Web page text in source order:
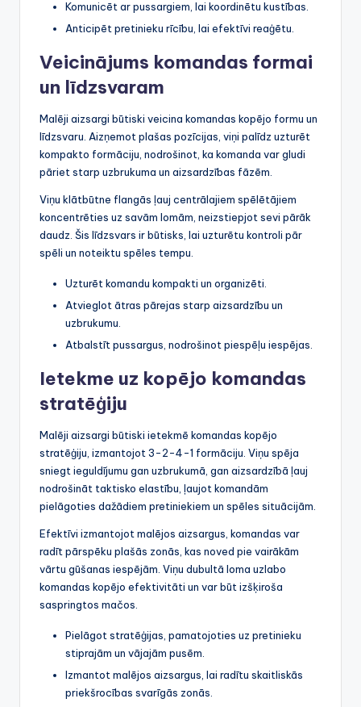
Komunicēt ar pussargiem, lai koordinētu kustības.
Anticipēt pretinieku rīcību, lai efektīvi reaģētu.
Veicinājums komandas formai
un līdzsvaram
Malēji aizsargi būtiski veicina komandas kopējo formu un
līdzsvaru. Aizņemot plašas pozīcijas, viņi palīdz uzturēt
kompakto formāciju, nodrošinot, ka komanda var gludi
pāriet starp uzbrukuma un aizsardzības fāzēm.
Viņu klātbūtne flangās ļauj centrālajiem spēlētājiem
koncentrēties uz savām lomām, neizstiepjot sevi pārāk
daudz. Šis līdzsvars ir būtisks, lai uzturētu kontroli pār
spēli un noteiktu spēles tempu.
Uzturēt komandu kompakti un organizēti.
Atvieglot ātras pārejas starp aizsardzību un
uzbrukumu.
Atbalstīt pussargus, nodrošinot piespēļu iespējas.
Ietekme uz kopējo komandas
stratēģiju
Malēji aizsargi būtiski ietekmē komandas kopējo
stratēģiju, izmantojot 3-2-4-1 formāciju. Viņu spēja
sniegt ieguldījumu gan uzbrukumā, gan aizsardzībā ļauj
nodrošināt taktisko elastību, ļaujot komandām
pielāgoties dažādiem pretiniekiem un spēles situācijām.
Efektīvi izmantojot malējos aizsargus, komandas var
radīt pārspēku plašās zonās, kas noved pie vairākām
vārtu gūšanas iespējām. Viņu dubultā loma uzlabo
komandas kopējo efektivitāti un var būt izšķiroša
saspringtos mačos.
Pielāgot stratēģijas, pamatojoties uz pretinieku
stiprajām un vājajām pusēm.
Izmantot malējos aizsargus, lai radītu skaitliskās
priekšrocības svarīgās zonās.